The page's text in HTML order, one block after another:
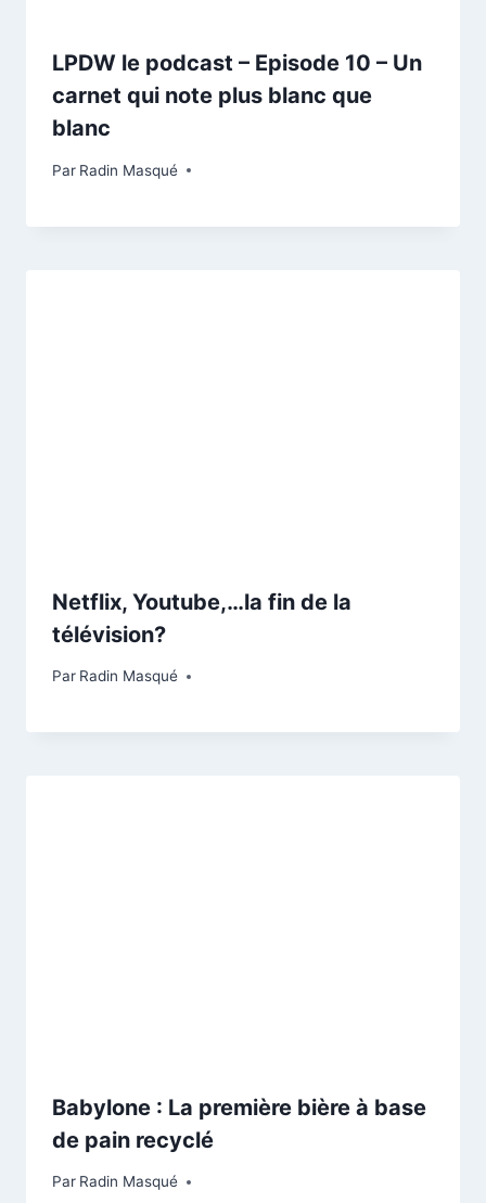
LPDW le podcast – Episode 10 – Un
carnet qui note plus blanc que
blanc
Par Radin Masqué
Netflix, Youtube,…la fin de la
télévision?
Par Radin Masqué
Babylone : La première bière à base
de pain recyclé
Par Radin Masqué